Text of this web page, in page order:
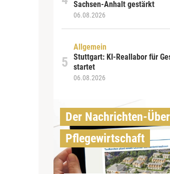
Sachsen-Anhalt gestärkt
06.08.2026
Allgemein
Stuttgart: KI-Reallabor für
startet
06.08.2026
Der Nachrichten-
Pflegewirtschaft